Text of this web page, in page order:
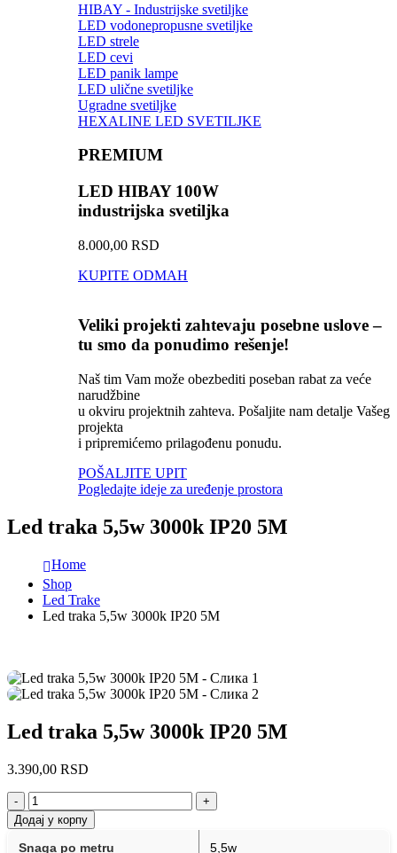
HIBAY - Industrijske svetiljke
LED vodonepropusne svetiljke
LED strele
LED cevi
LED panik lampe
LED ulične svetiljke
Ugradne svetiljke
HEXALINE LED SVETILJKE
PREMIUM
LED HIBAY 100W
industrijska svetiljka
8.000,00 RSD
KUPITE ODMAH
Veliki projekti zahtevaju posebne uslove –
tu smo da ponudimo rešenje!
Naš tim Vam može obezbediti poseban rabat za veće
narudžbine
u okviru projektnih zahteva. Pošaljite nam detalje Vašeg
projekta
i pripremićemo prilagođenu ponudu.
POŠALJITE UPIT
Pogledajte ideje za uređenje prostora
Led traka 5,5w 3000k IP20 5M
Home
Shop
Led Trake
Led traka 5,5w 3000k IP20 5M
Led traka 5,5w 3000k IP20 5M
3.390,00 RSD
-
+
Додај у корпу
Snaga po metru 5,5w